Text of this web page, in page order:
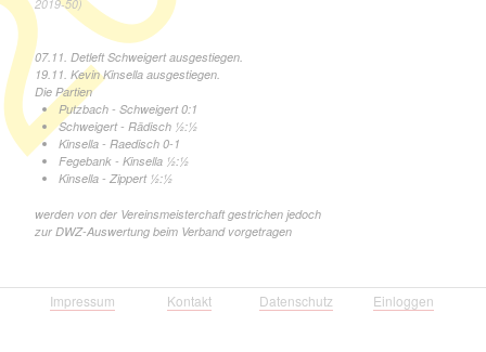
2019-50)
07.11. Detleft Schweigert ausgestiegen.
19.11. Kevin Kinsella ausgestiegen.
Die Partien
Putzbach - Schweigert 0:1
Schweigert - Rädisch ½:½
Kinsella - Raedisch 0-1
Fegebank - Kinsella ½:½
Kinsella - Zippert ½:½
werden von der Vereinsmeisterchaft gestrichen jedoch
zur DWZ-Auswertung beim Verband vorgetragen
Impressum Kontakt Datenschutz Einloggen